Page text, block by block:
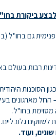
ביקורת
גם בחו"ל
רבות בעולם
הסוכנות
החל מארגונים
בחו"ל.
לשווקים גלובליים.
ועוד.